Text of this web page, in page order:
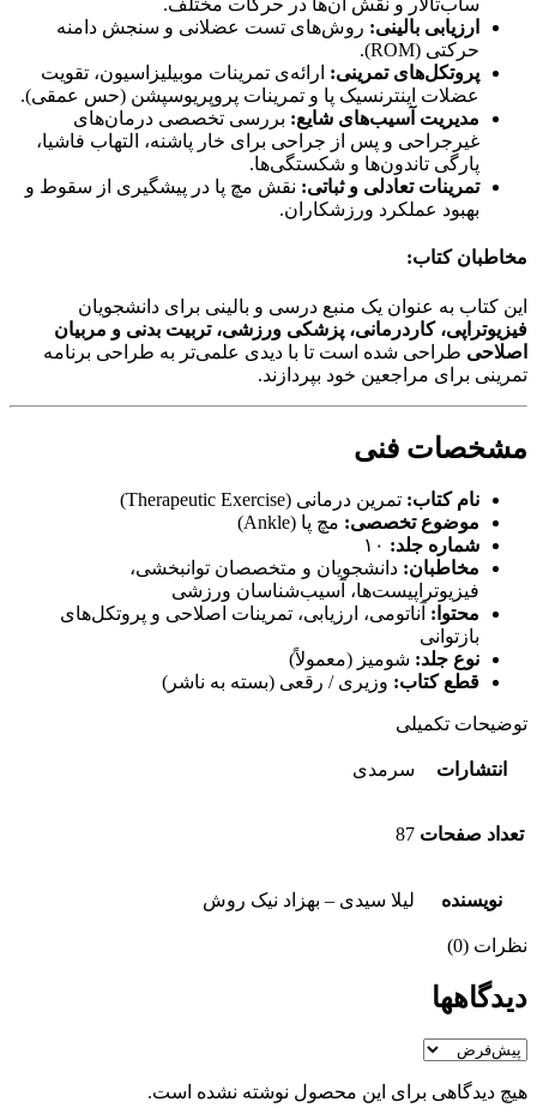
ساب‌تالار و نقش آن‌ها در حرکات مختلف.
ارزیابی بالینی: روش‌های تست عضلانی و سنجش دامنه
حرکتی (ROM).
پروتکل‌های تمرینی: ارائه‌ی تمرینات موبیلیزاسیون، تقویت
عضلات اینترنسیک پا و تمرینات پروپریوسپشن (حس عمقی).
مدیریت آسیب‌های شایع: بررسی تخصصی درمان‌های
غیرجراحی و پس از جراحی برای خار پاشنه، التهاب فاشیا،
پارگی تاندون‌ها و شکستگی‌ها.
تمرینات تعادلی و ثباتی: نقش مچ پا در پیشگیری از سقوط و
بهبود عملکرد ورزشکاران.
مخاطبان کتاب:
این کتاب به عنوان یک منبع درسی و بالینی برای دانشجویان
فیزیوتراپی، کاردرمانی، پزشکی ورزشی، تربیت بدنی و مربیان
اصلاحی طراحی شده است تا با دیدی علمی‌تر به طراحی برنامه
تمرینی برای مراجعین خود بپردازند.
مشخصات فنی
نام کتاب: تمرین درمانی (Therapeutic Exercise)
موضوع تخصصی: مچ پا (Ankle)
شماره جلد:
مخاطبان: دانشجویان و متخصصان توانبخشی،
فیزیوتراپیست‌ها، آسیب‌شناسان ورزشی
محتوا: آناتومی، ارزیابی، تمرینات اصلاحی و پروتکل‌های
بازتوانی
نوع جلد: شومیز (معمولاً)
قطع کتاب: وزیری / رقعی (بسته به ناشر)
توضیحات تکمیلی
انتشارات سرمدی
تعداد صفحات 87
نویسنده لیلا سیدی – بهزاد نیک روش
نظرات (0)
دیدگاهها
هیچ دیدگاهی برای این محصول نوشته نشده است.